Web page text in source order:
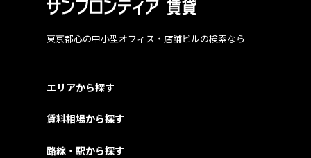
東京都心の中小型オフィス・店舗ビルの検索なら
エリアから探す
賃料相場から探す
路線・駅から探す